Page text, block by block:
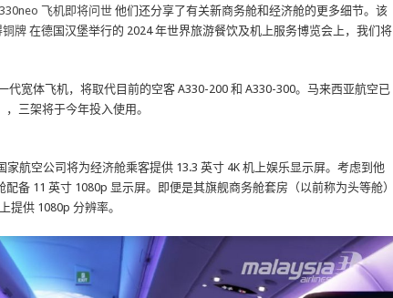
飞机即将问世他们还分享了有关新商务舱和经济舱的更多细节。该
铜牌在德国汉堡举行的 2024 年世界旅游餐饮及机上服务博览会上，我们将
代宽体飞机，将取代目前的空客 A330-200 和 A330-300。马来西亚航空已
三架将于今年投入使用。
航空公司将为经济舱乘客提供 13.3 英寸 4K 机上娱乐显示屏。考虑到他
备 11 英寸 1080p 显示屏。即便是其旗舰商务舱套房（以前称为头等舱）
提供 1080p 分辨率。